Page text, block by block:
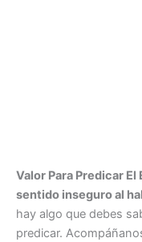
Valor Para Predicar El
sentido inseguro al
hay algo que debes
predicar.